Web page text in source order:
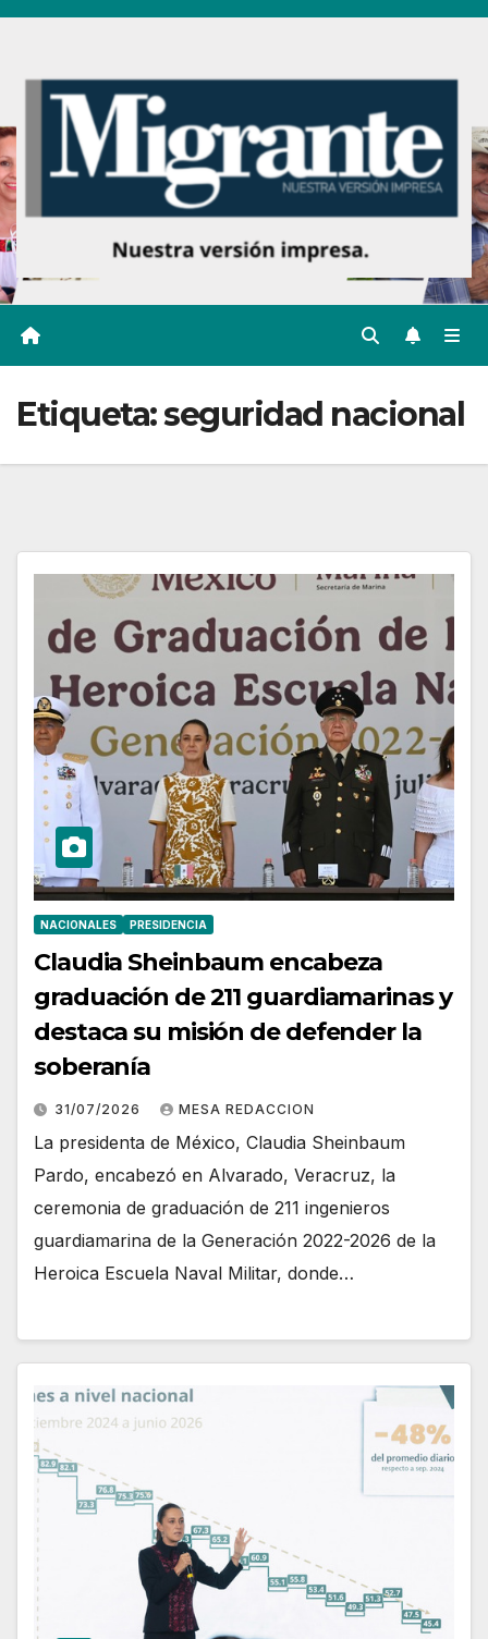
Ir
contenido
Etiqueta:seguridad nacional
NACIONALES PRESIDENCIA
Claudia Sheinbaum encabeza
graduación de 211 guardiamarinas y
destaca su misión de defender la
soberanía
31/07/2026 MESA REDACCION
La presidenta de México, Claudia Sheinbaum
Pardo, encabezó en Alvarado, Veracruz, la
ceremonia de graduación de 211 ingenieros
guardiamarina de la Generación 2022-2026 de la
Heroica Escuela Naval Militar, donde…